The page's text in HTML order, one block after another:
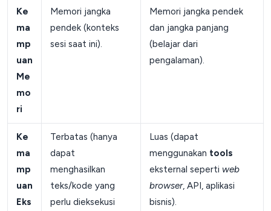
Ke
ma
mp
uan
Me
mo
ri
Memori jangka
pendek (konteks
sesi saat ini).
Memori jangka pendek
dan jangka panjang
(belajar dari
pengalaman).
Ke
ma
mp
uan
Eks
Terbatas (hanya
dapat
menghasilkan
teks/kode yang
perlu dieksekusi
Luas (dapat
menggunakan tools
eksternal seperti web
browser, API, aplikasi
bisnis).